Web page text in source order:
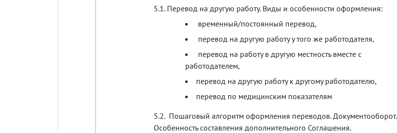
5.1. Перевод на другую работу. Виды и особенности оформления:
временный/постоянный перевод,
перевод на другую работу у того же работодателя,
перевод на работу в другую местность вместе с
работодателем,
перевод на другую работу к другому работодателю,
перевод по медицинским показателям
5.2. Пошаговый алгоритм оформления переводов. Документооборот.
Особенность составления дополнительного Соглашения.